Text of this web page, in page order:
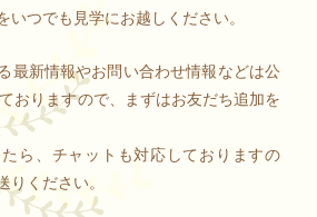
いつでも見学にお越しください。
最新情報やお問い合わせ情報などは公
おりますので、まずはお友だち追加を
ら、チャットも対応しておりますの
りください。